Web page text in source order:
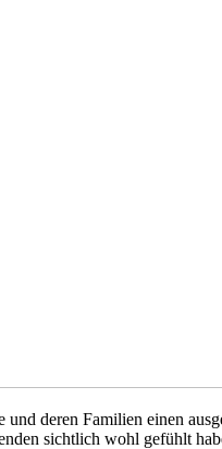
deren Familien einen
sichtlich wohl gefühlt